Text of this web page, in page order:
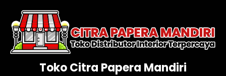
content
Toko Citra Papera Mandiri